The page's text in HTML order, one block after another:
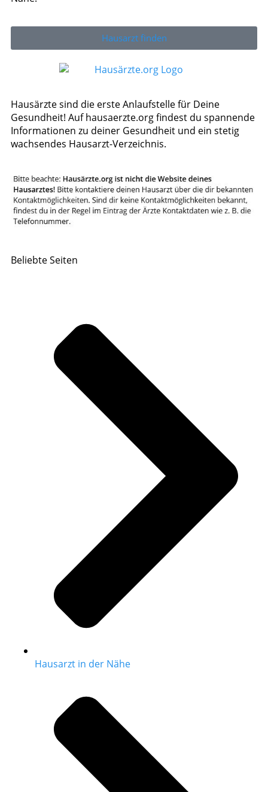
Hausarzt finden
Hausärzte sind die erste Anlaufstelle für Deine
Gesundheit! Auf hausaerzte.org findest du spannende
Informationen zu deiner Gesundheit und ein stetig
wachsendes Hausarzt-Verzeichnis.
Beliebte Seiten
Hausarzt in der Nähe